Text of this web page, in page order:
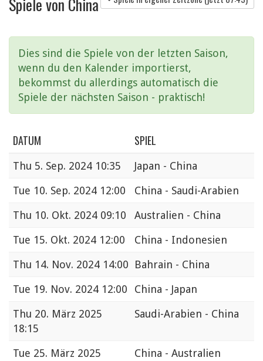
Dies sind die Spiele von der letzten Saison,
wenn du den Kalender importierst,
bekommst du allerdings automatisch die
Spiele der nächsten Saison - praktisch!
DATUM SPIEL
Thu 5. Sep. 2024 10:35
Japan - China
Tue 10. Sep. 2024 12:00
China - Saudi-Arabien
Thu 10. Okt. 2024 09:10
Australien - China
Tue 15. Okt. 2024 12:00
China - Indonesien
Thu 14. Nov. 2024 14:00
Bahrain - China
Tue 19. Nov. 2024 12:00
China - Japan
Thu 20. März 2025
18:15
Saudi-Arabien - China
Tue 25. März 2025
China - Australien